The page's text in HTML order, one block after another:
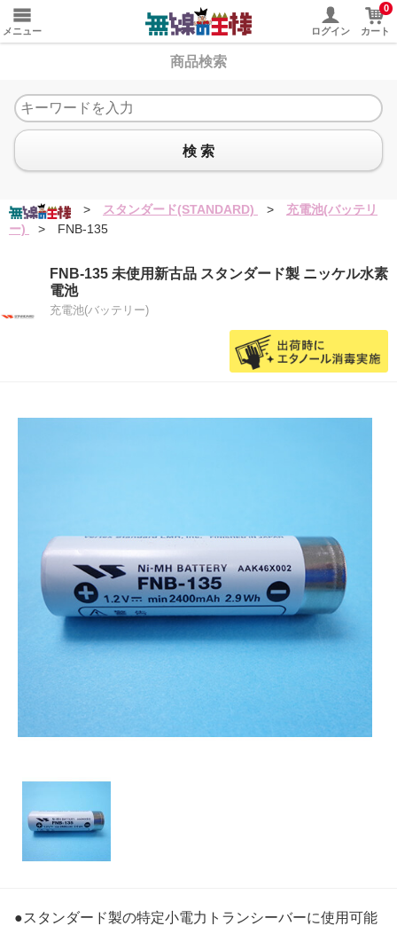
メニュー ログイン
0
カート
商品検索
検 索
> スタンダード(STANDARD) >
充電池(バッテリ
ー)
> FNB-135
FNB-135 未使用新古品 スタンダード製 ニッケル水素
電池
充電池(バッテリー)
●スタンダード製の特定小電力トランシーバーに使用可能